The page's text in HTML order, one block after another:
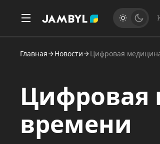
Главная Новости Цифровая
Цифровая
времени